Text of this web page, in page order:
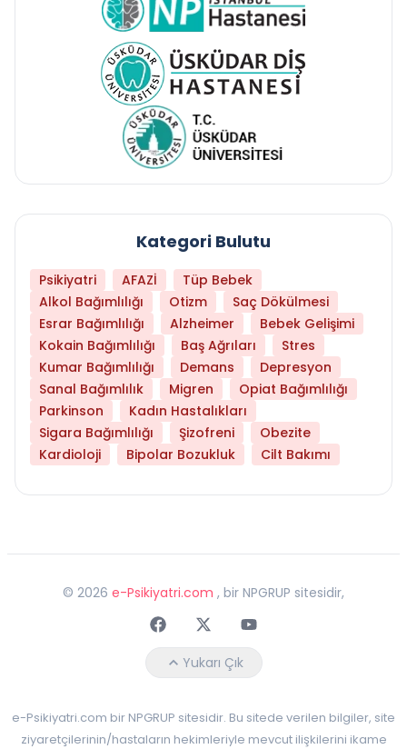
Kategori Bulutu
Psikiyatri AFAZİ
Tüp Bebek
Alkol Bağımlılığı
Otizm
Saç Dökülmesi
Esrar Bağımlılığı
Alzheimer
Bebek Gelişimi
Kokain Bağımlılığı
Baş Ağrıları
Stres
Kumar Bağımlılığı
Demans
Depresyon
Sanal Bağımlılık
Migren
Opiat Bağımlılığı
Parkinson
Kadın Hastalıkları
Sigara Bağımlılığı
Şizofreni
Obezite
Kardioloji
Bipolar Bozukluk Cilt Bakımı
© 2026 e-Psikiyatri.com , bir NPGRUP sitesidir,
FaceebokTwitterYoutube
Yukarı Çık
e-Psikiyatri.com bir NPGRUP sitesidir. Bu sitede verilen bilgiler, site
ziyaretçilerinin/hastaların hekimleriyle mevcut ilişkilerini ikame